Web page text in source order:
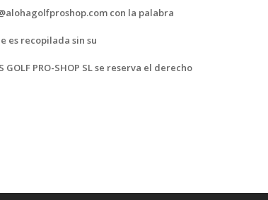
con la palabra
es recopilada sin su
PRO-SHOP SL se reserva el derecho